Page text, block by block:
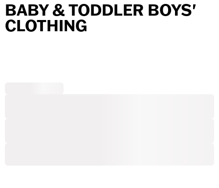
BABY & TODDLER BOYS'
CLOTHING